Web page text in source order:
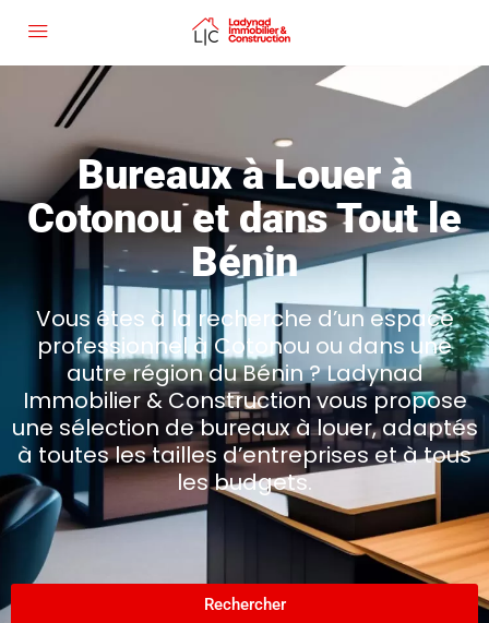
Bureaux à Louer à
Cotonou et dans Tout le
Bénin
Vous êtes à la recherche d’un espace
professionnel à Cotonou ou dans une
autre région du Bénin ? Ladynad
Immobilier & Construction vous propose
une sélection de bureaux à louer, adaptés
à toutes les tailles d’entreprises et à tous
les budgets.
Rechercher